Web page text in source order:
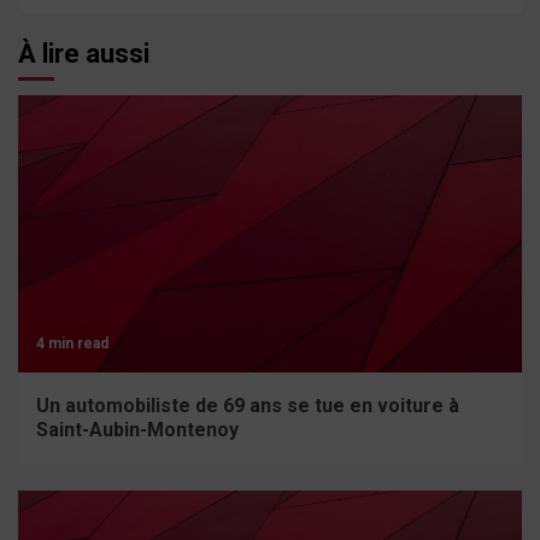
À lire aussi
4 min read
Un automobiliste de 69 ans se tue en voiture à
Saint-Aubin-Montenoy